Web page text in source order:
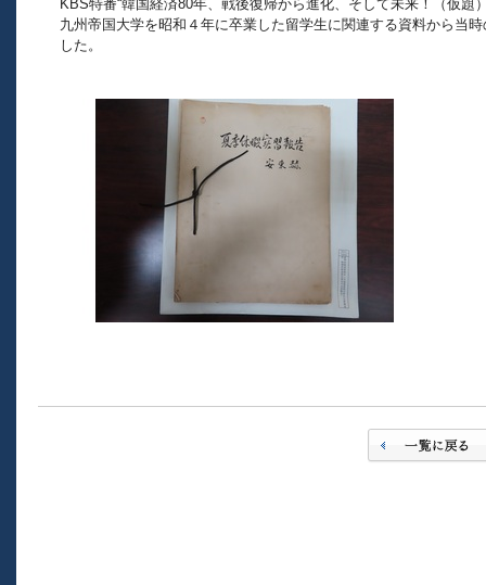
KBS特番“韓国経済80年、戦後復帰から進化、そして未来！（仮題
九州帝国大学を昭和４年に卒業した留学生に関連する資料から当
した。